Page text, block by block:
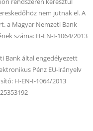
nem jutnak el. A
a Magyar Nemzeti Bank
száma: H-EN-I-1064/2013
Bank által engedélyezett
Pénz EU-irányelv
H-EN-I-1064/2013